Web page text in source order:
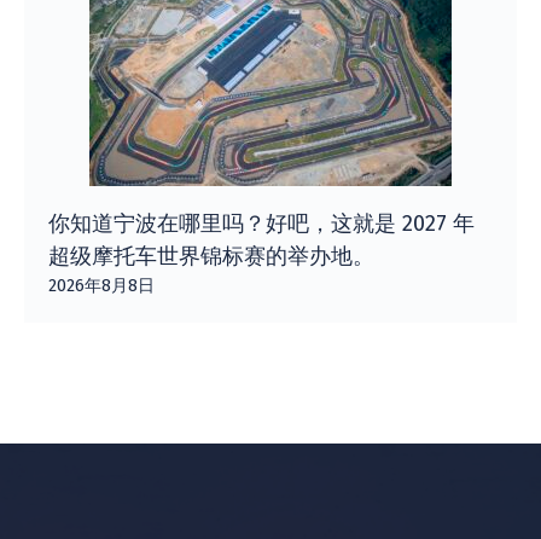
你知道宁波在哪里吗？好吧，这就是 2027 年
超级摩托车世界锦标赛的举办地。
2026年8月8日